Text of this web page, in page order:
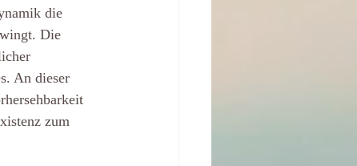
die
Die
An dieser
zum